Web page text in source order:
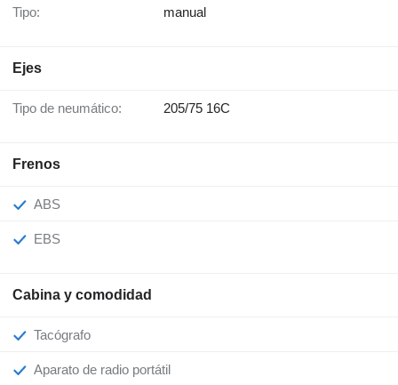
Tipo: manual
Ejes
Tipo de neumático: 205/75 16C
Frenos
ABS
EBS
Cabina y comodidad
Tacógrafo
Aparato de radio portátil